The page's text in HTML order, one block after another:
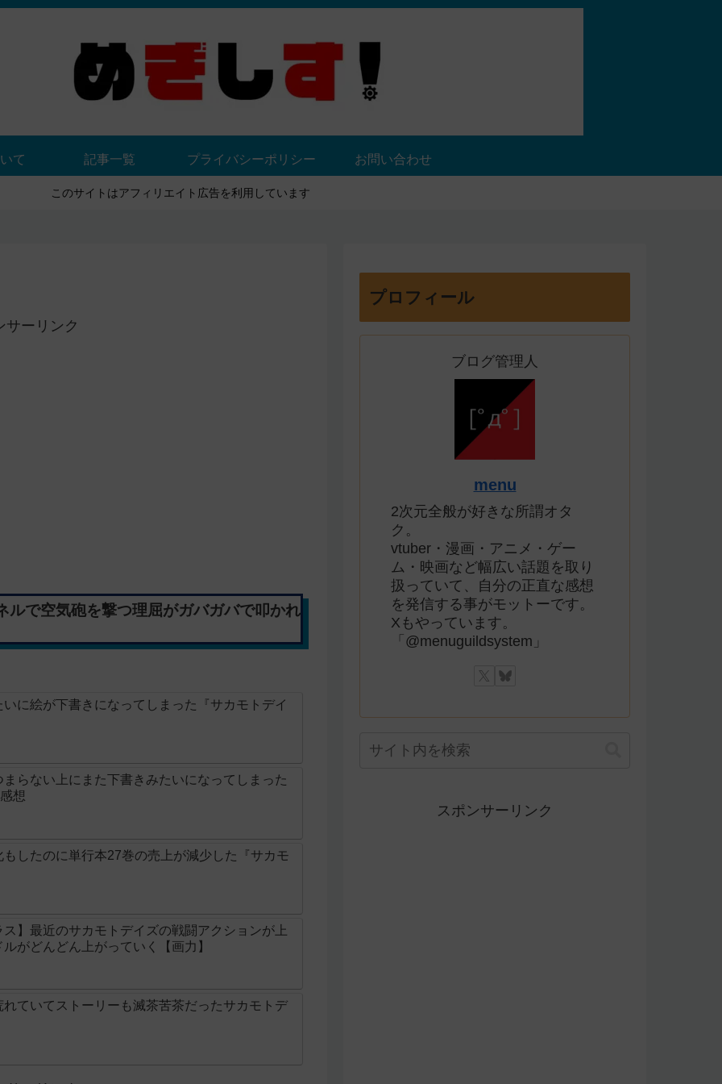
て 記事一覧 プライバシーポリシー お問い合わせ
このサイトはアフィリエイト広告を利用しています
サーリンク
ルで空気砲を撃つ理屈がガバガバで叩かれ
に絵が下書きになってしまった『サカモトデイ
らない上にまた下書きみたいになってしまった
想
したのに単行本27巻の売上が減少した『サカモ
】最近のサカモトデイズの戦闘アクションが上
がどんどん上がっていく【画力】
ていてストーリーも滅茶苦茶だったサカモトデ
プロフィール
ブログ管理人
menu
2次元全般が好きな所謂オタ
ク。
vtuber・漫画・アニメ・ゲー
ム・映画など幅広い話題を取り
扱っていて、自分の正直な感想
を発信する事がモットーです。
Xもやっています。
「@menuguildsystem」
スポンサーリンク